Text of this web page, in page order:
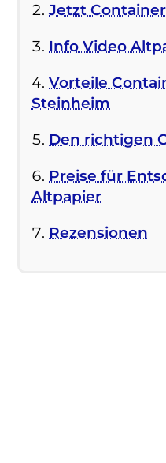
Jetzt
Info Video
Vorteile
Steinheim
Den richtigen
Preise für
Altpapier
Rezensionen